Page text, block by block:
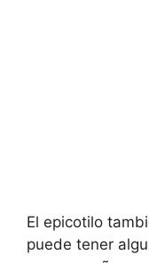
El epicotilo
puede tener